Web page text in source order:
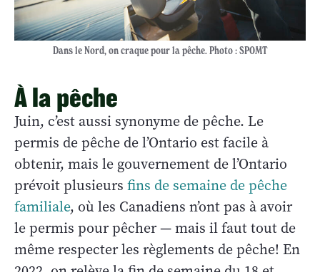
Dans le Nord, on craque pour la pêche. Photo : SPOMT
À la pêche
Juin, c’est aussi synonyme de pêche. Le
permis de pêche de l’Ontario est facile à
obtenir, mais le gouvernement de l’Ontario
prévoit plusieurs fins de semaine de pêche
familiale, où les Canadiens n’ont pas à avoir
le permis pour pêcher — mais il faut tout de
même respecter les règlements de pêche! En